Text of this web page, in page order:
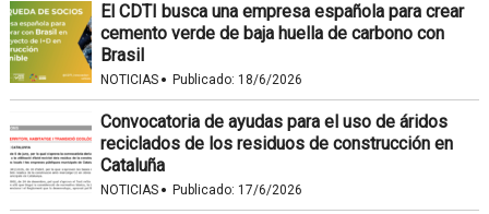
El CDTI busca una empresa española para crear
cemento verde de baja huella de carbono con
Brasil
NOTICIAS · Publicado: 18/6/2026
Convocatoria de ayudas para el uso de áridos
reciclados de los residuos de construcción en
Cataluña
NOTICIAS · Publicado: 17/6/2026